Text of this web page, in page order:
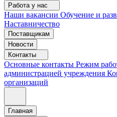
Работа у нас
Наши вакансии Обучение и
Наставничество
Поставщикам
Новости
Контакты
Основные контакты Режим
администрацией учреждения
организаций
Главная